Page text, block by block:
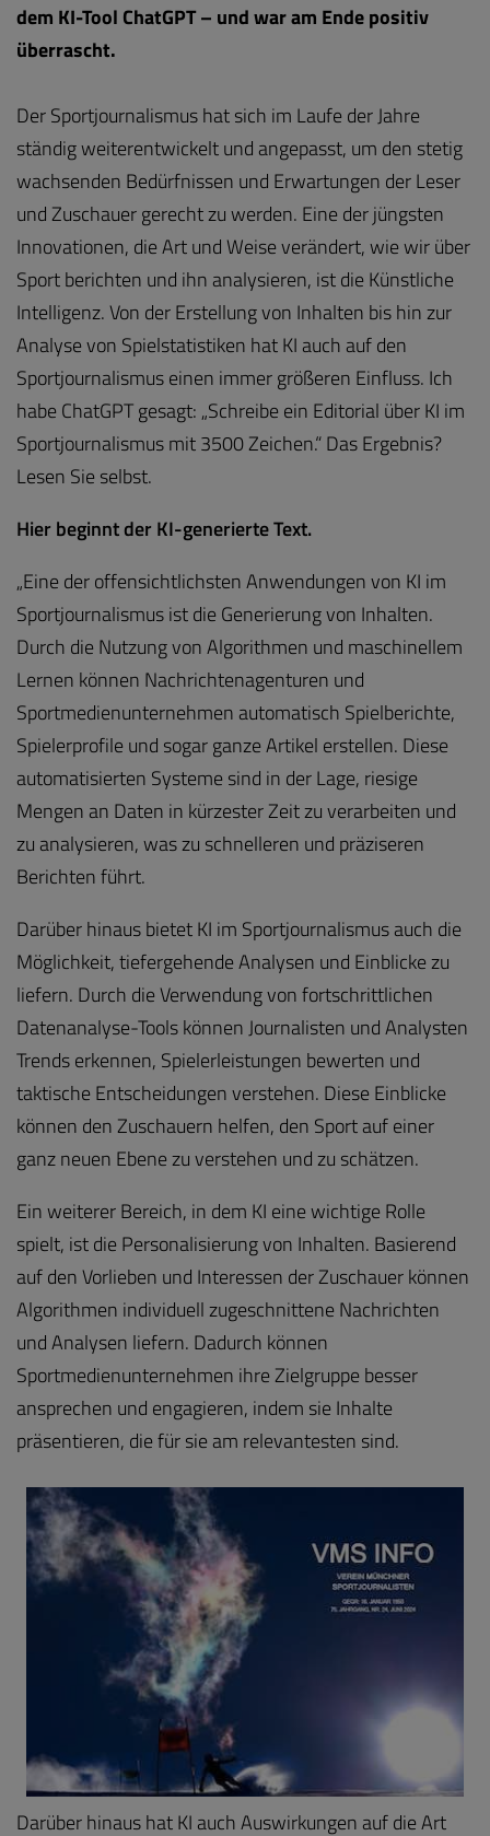
dem KI-Tool ChatGPT – und war am Ende positiv
überrascht.
Der Sportjournalismus hat sich im Laufe der Jahre
ständig weiterentwickelt und angepasst, um den stetig
wachsenden Bedürfnissen und Erwartungen der Leser
und Zuschauer gerecht zu werden. Eine der jüngsten
Innovationen, die Art und Weise verändert, wie wir über
Sport berichten und ihn analysieren, ist die Künstliche
Intelligenz. Von der Erstellung von Inhalten bis hin zur
Analyse von Spielstatistiken hat KI auch auf den
Sportjournalismus einen immer größeren Einfluss. Ich
habe ChatGPT gesagt: „Schreibe ein Editorial über KI im
Sportjournalismus mit 3500 Zeichen.“ Das Ergebnis?
Lesen Sie selbst.
Hier beginnt der KI-generierte Text.
„Eine der offensichtlichsten Anwendungen von KI im
Sportjournalismus ist die Generierung von Inhalten.
Durch die Nutzung von Algorithmen und maschinellem
Lernen können Nachrichtenagenturen und
Sportmedienunternehmen automatisch Spielberichte,
Spielerprofile und sogar ganze Artikel erstellen. Diese
automatisierten Systeme sind in der Lage, riesige
Mengen an Daten in kürzester Zeit zu verarbeiten und
zu analysieren, was zu schnelleren und präziseren
Berichten führt.
Darüber hinaus bietet KI im Sportjournalismus auch die
Möglichkeit, tiefergehende Analysen und Einblicke zu
liefern. Durch die Verwendung von fortschrittlichen
Datenanalyse-Tools können Journalisten und Analysten
Trends erkennen, Spielerleistungen bewerten und
taktische Entscheidungen verstehen. Diese Einblicke
können den Zuschauern helfen, den Sport auf einer
ganz neuen Ebene zu verstehen und zu schätzen.
Ein weiterer Bereich, in dem KI eine wichtige Rolle
spielt, ist die Personalisierung von Inhalten. Basierend
auf den Vorlieben und Interessen der Zuschauer können
Algorithmen individuell zugeschnittene Nachrichten
und Analysen liefern. Dadurch können
Sportmedienunternehmen ihre Zielgruppe besser
ansprechen und engagieren, indem sie Inhalte
präsentieren, die für sie am relevantesten sind.
Darüber hinaus hat KI auch Auswirkungen auf die Art